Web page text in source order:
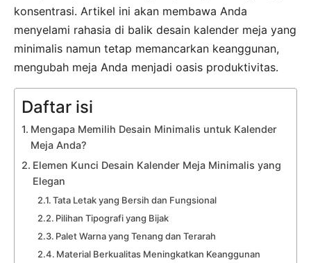
konsentrasi. Artikel ini akan membawa Anda
menyelami rahasia di balik desain kalender meja yang
minimalis namun tetap memancarkan keanggunan,
mengubah meja Anda menjadi oasis produktivitas.
Daftar isi
Mengapa Memilih Desain Minimalis untuk Kalender
Meja Anda?
Elemen Kunci Desain Kalender Meja Minimalis yang
Elegan
Tata Letak yang Bersih dan Fungsional
Pilihan Tipografi yang Bijak
Palet Warna yang Tenang dan Terarah
Material Berkualitas Meningkatkan Keanggunan